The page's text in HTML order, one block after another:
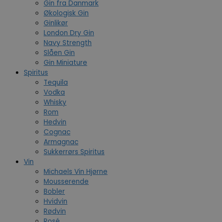
Gin fra Danmark
Økologisk Gin
Ginlikør
London Dry Gin
Navy Strength
Slåen Gin
Gin Miniature
Spiritus
Tequila
Vodka
Whisky
Rom
Hedvin
Cognac
Armagnac
Sukkerrørs Spiritus
Vin
Michaels Vin Hjørne
Mousserende
Bobler
Hvidvin
Rødvin